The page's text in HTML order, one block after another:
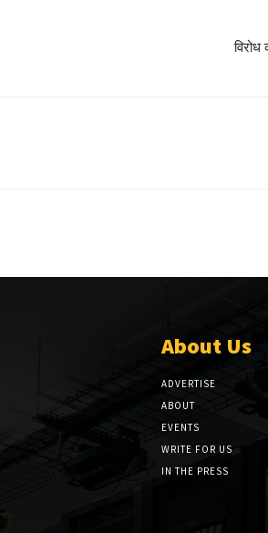
About Us
ADVERTISE
ABOUT
EVENTS
WRITE FOR US
IN THE PRESS